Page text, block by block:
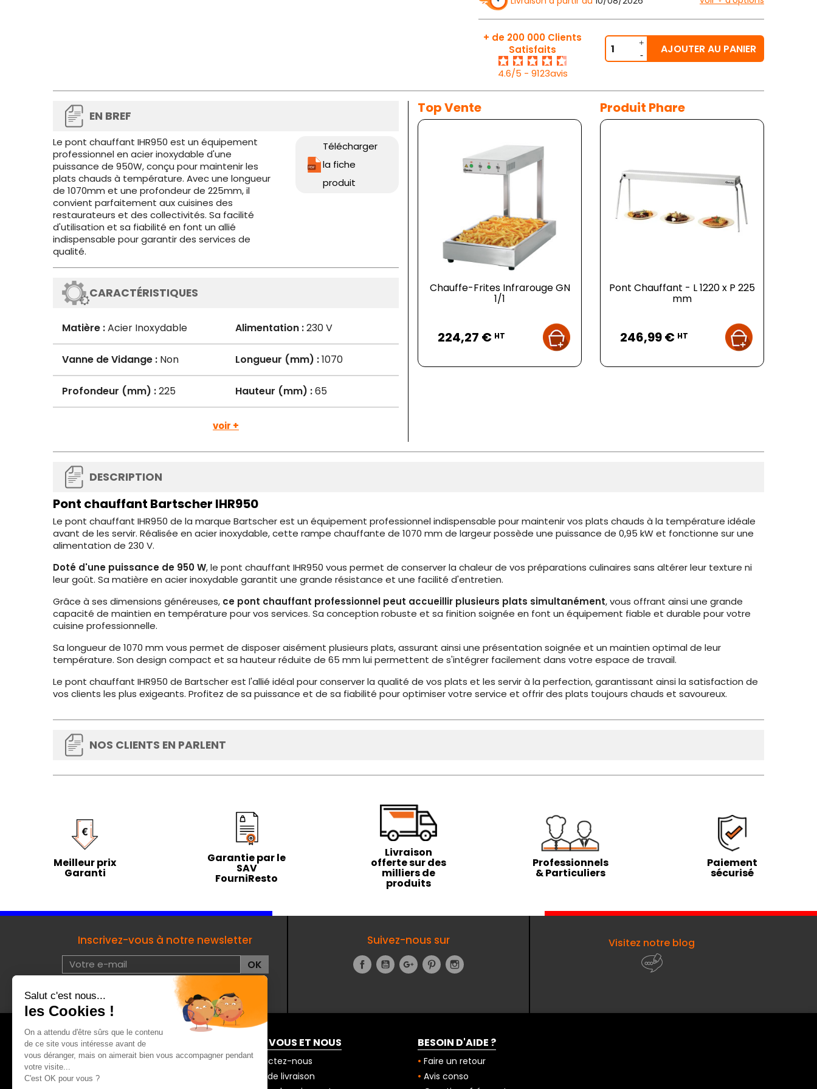
+ de 200 000 Clients
Satisfaits
4.6/5 - 9123avis
AJOUTER AU PANIER
EN BREF
Le pont chauffant IHR950 est un équipement
professionnel en acier inoxydable d'une
puissance de 950W, conçu pour maintenir les
plats chauds à température. Avec une longueur
de 1070mm et une profondeur de 225mm, il
convient parfaitement aux cuisines des
restaurateurs et des collectivités. Sa facilité
d'utilisation et sa fiabilité en font un allié
indispensable pour garantir des services de
qualité.
Télécharger
la fiche
produit
CARACTÉRISTIQUES
Matière :Acier Inoxydable Alimentation :230 V
Vanne de Vidange : Non Longueur (mm) :1070
Profondeur (mm) :225 Hauteur (mm) :65
voir +
Top Vente
Chauffe-Frites Infrarouge GN
1/1
224,27 € HT
Produit Phare
Pont Chauffant - L 1220 x P 225
mm
246,99 € HT
DESCRIPTION
Pont chauffant Bartscher IHR950
Le pont chauffant IHR950 de la marque Bartscher est un équipement professionnel indispensable pour maintenir vos plats chauds à la température idéale
avant de les servir. Réalisée en acier inoxydable, cette rampe chauffante de 1070 mm de largeur possède une puissance de 0,95 kW et fonctionne sur une
alimentation de 230 V.
Doté d'une puissance de 950 W, le pont chauffant IHR950 vous permet de conserver la chaleur de vos préparations culinaires sans altérer leur texture ni
leur goût. Sa matière en acier inoxydable garantit une grande résistance et une facilité d'entretien.
Grâce à ses dimensions généreuses, ce pont chauffant professionnel peut accueillir plusieurs plats simultanément, vous offrant ainsi une grande
capacité de maintien en température pour vos services. Sa conception robuste et sa finition soignée en font un équipement fiable et durable pour votre
cuisine professionnelle.
Sa longueur de 1070 mm vous permet de disposer aisément plusieurs plats, assurant ainsi une présentation soignée et un maintien optimal de leur
température. Son design compact et sa hauteur réduite de 65 mm lui permettent de s'intégrer facilement dans votre espace de travail.
Le pont chauffant IHR950 de Bartscher est l'allié idéal pour conserver la qualité de vos plats et les servir à la perfection, garantissant ainsi la satisfaction de
vos clients les plus exigeants. Profitez de sa puissance et de sa fiabilité pour optimiser votre service et offrir des plats toujours chauds et savoureux.
NOS CLIENTS EN PARLENT
Meilleur prix
Garanti
Garantie par le
SAV
FourniResto
Livraison
offerte sur des
milliers de
produits
Professionnels
& Particuliers
Paiement
sécurisé
Inscrivez-vous à notre newsletter
J'accepte les conditions d'utilisation de données à
caractères privées :
Suivez-nous sur
Facebook
YouTubeGoogle+PinterestInstagram
Visitez notre blog
À PROPOS DE FOURNIRESTO
Mentions légales
Qui sommes-nous ?
ENTRE VOUS ET NOUS
Contactez-nous
Mode de livraison
BESOIN D'AIDE ?
Faire un retour
Avis conso